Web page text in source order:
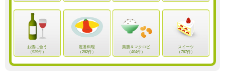
お酒に合う
（929件）
定番料理
（282件）
薬膳＆マクロビ
（404件）
スイーツ
（767件）